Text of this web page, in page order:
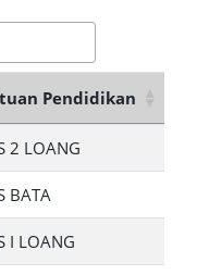
Pendidikan
2 LOANG
BATA
I LOANG